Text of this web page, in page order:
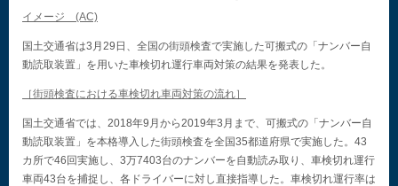
イメージ (AC)
国土交通省は3月29日、全国の街頭検査で実施した可搬式の「ナンバー自
動読取装置」を用いた車検切れ運行車両対策の結果を発表した。
［街頭検査における車検切れ車両対策の流れ］
国土交通省では、2018年9月から2019年3月まで、可搬式の「ナンバー自
動読取装置」を本格導入した街頭検査を全国35都道府県で実施した。43
カ所で46回実施し、3万7403台のナンバーを自動読み取り、車検切れ運行
車両43台を捕捉し、各ドライバーに対し直接指導した。車検切れ運行率は